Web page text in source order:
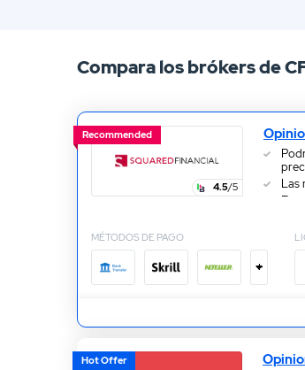
Compara los brókers de
Recommended
4.5/5
Las
MÉTODOS DE PAGO
+
Hot Offer